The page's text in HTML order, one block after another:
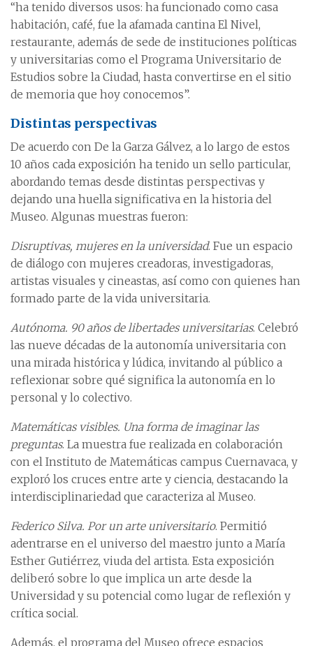
“ha tenido diversos usos: ha funcionado como casa
habitación, café, fue la afamada cantina El Nivel,
restaurante, además de sede de instituciones políticas
y universitarias como el Programa Universitario de
Estudios sobre la Ciudad, hasta convertirse en el sitio
de memoria que hoy conocemos”.
Distintas perspectivas
De acuerdo con De la Garza Gálvez, a lo largo de estos
10 años cada exposición ha tenido un sello particular,
abordando temas desde distintas perspectivas y
dejando una huella significativa en la historia del
Museo. Algunas muestras fueron:
Disruptivas, mujeres en la universidad. Fue un espacio
de diálogo con mujeres creadoras, investigadoras,
artistas visuales y cineastas, así como con quienes han
formado parte de la vida universitaria.
Autónoma. 90 años de libertades universitarias. Celebró
las nueve décadas de la autonomía universitaria con
una mirada histórica y lúdica, invitando al público a
reflexionar sobre qué significa la autonomía en lo
personal y lo colectivo.
Matemáticas visibles. Una forma de imaginar las
preguntas. La muestra fue realizada en colaboración
con el Instituto de Matemáticas campus Cuernavaca, y
exploró los cruces entre arte y ciencia, destacando la
interdisciplinariedad que caracteriza al Museo.
Federico Silva. Por un arte universitario. Permitió
adentrarse en el universo del maestro junto a María
Esther Gutiérrez, viuda del artista. Esta exposición
deliberó sobre lo que implica un arte desde la
Universidad y su potencial como lugar de reflexión y
crítica social.
Además, el programa del Museo ofrece espacios